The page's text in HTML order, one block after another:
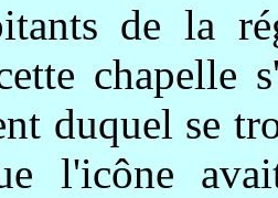
de la
chapelle
duquel se
l'icône